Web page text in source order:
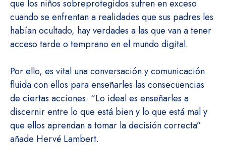
que los niños sobreprotegidos sufren en exceso
cuando se enfrentan a realidades que sus padres les
habían ocultado, hay verdades a las que van a tener
acceso tarde o temprano en el mundo digital.
Por ello, es vital una conversación y comunicación
fluida con ellos para enseñarles las consecuencias
de ciertas acciones. “Lo ideal es enseñarles a
discernir entre lo que está bien y lo que está mal y
que ellos aprendan a tomar la decisión correcta”
añade Hervé Lambert.